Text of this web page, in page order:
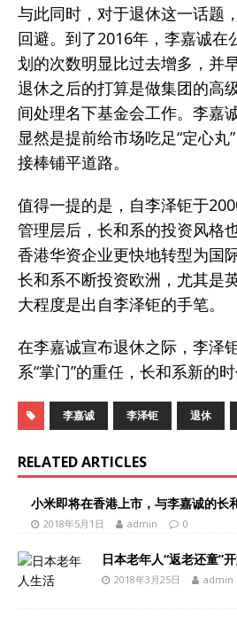
与此同时，对于退休这一话题
回避。到了2016年，李嘉诚在
划的次数明显比过去增多，并
退休之后的打算是做集团的高
间处理名下基金会工作。李嘉
显然是提前给市场吃足“定心丸
接棒铺平道路。
值得一提的是，自李泽钜于
管理层后，长和系的投资风格
香港华资企业更快地转型为国
长和系不断投资欧洲，尤其是
大程度是出自李泽钜的手笔。
在李嘉诚宣布退休之际，李泽
系“掌门”的重任，长和系新的时
李嘉诚 李泽钜 退休
RELATED ARTICLES
小米即将在香港上市，与李嘉诚的长
2018年5月1日 admin 0
日本老年人“返老还童”
2018年3月25日 admin